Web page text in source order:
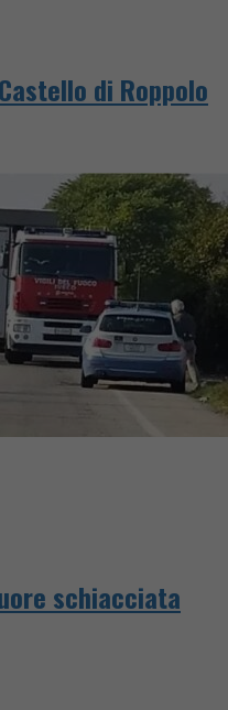
di Roppolo
schiacciata